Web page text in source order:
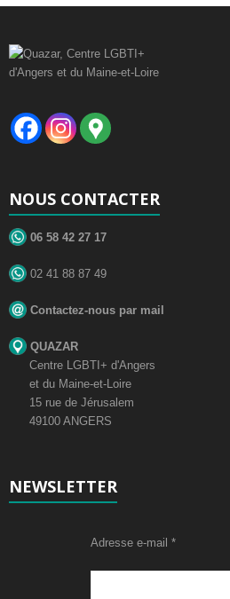
NOUS CONTACTER
06 58 42 27 17
02 41 88 87 49
Contactez-nous par mail
QUAZAR
Centre LGBTI+ d'Angers
et du Maine-et-Loire
15 rue de Jérusalem
49100 ANGERS
NEWSLETTER
Adresse e-mail *